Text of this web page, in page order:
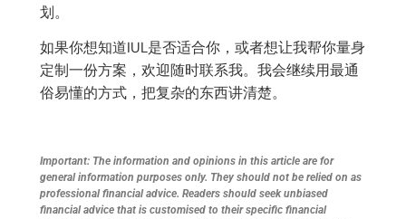
划。
如果你想知道IUL是否适合你，或者想让我帮你量身
定制一份方案，欢迎随时联系我。我会继续用最通
俗易懂的方式，把复杂的东西讲清楚。
Important: The information and opinions in this article are for
general information purposes only. They should not be relied on as
professional financial advice. Readers should seek unbiased
financial advice that is customised to their specific financial